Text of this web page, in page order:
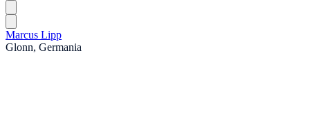
Marcus Lipp
Glonn, Germania